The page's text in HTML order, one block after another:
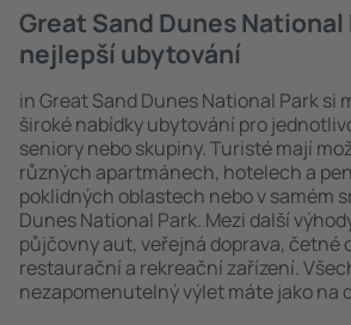
Great Sand Dunes National
nejlepší ubytování
in Great Sand Dunes National Park si
široké nabídky ubytování pro
seniory nebo skupiny. Turisté mají
různých apartmánech, hotelech a
poklidných oblastech nebo v samém
Dunes National Park. Mezi další
půjčovny aut, veřejná doprava, četné
restaurační a rekreační zařízení.
nezapomenutelný výlet máte jako na